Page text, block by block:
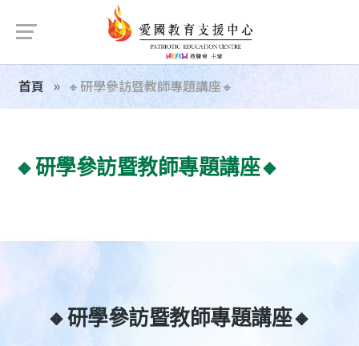
首頁 🔸研學參訪暨教師專題講座🔸
🔸研學參訪暨教師專題講座🔸
🔸研學參訪暨教師專題講座🔸